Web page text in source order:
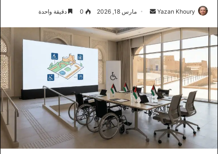
Yazan Khoury
أرسل
إلكترونيا
مارس 18, 2026 0 دقيقة واحدة